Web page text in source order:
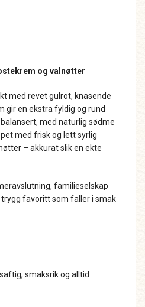
og valnøtter
med revet gulrot, knasende
gir en ekstra fyldig og rund
med naturlig sødme
med frisk og lett syrlig
– akkurat slik en ekte
familieselskap
trygg favoritt som faller i smak
smaksrik og alltid